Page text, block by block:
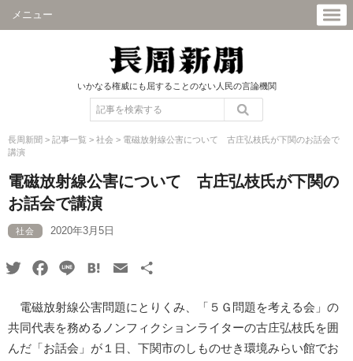
メニュー
いかなる権威にも屈することのない人民の言論機関
長周新聞 > 記事一覧 > 社会 > 電磁放射線公害について 古庄弘枝氏が下関のお話会で
講演
電磁放射線公害について 古庄弘枝氏が下関の
お話会で講演
社会 2020年3月5日
TwitterFacebook
Line HatenaEmail
電磁放射線公害問題にとりくみ、「５Ｇ問題を考える会」の
共同代表を務めるノンフィクションライターの古庄弘枝氏を囲
んだ「お話会」が１日、下関市のしものせき環境みらい館でお